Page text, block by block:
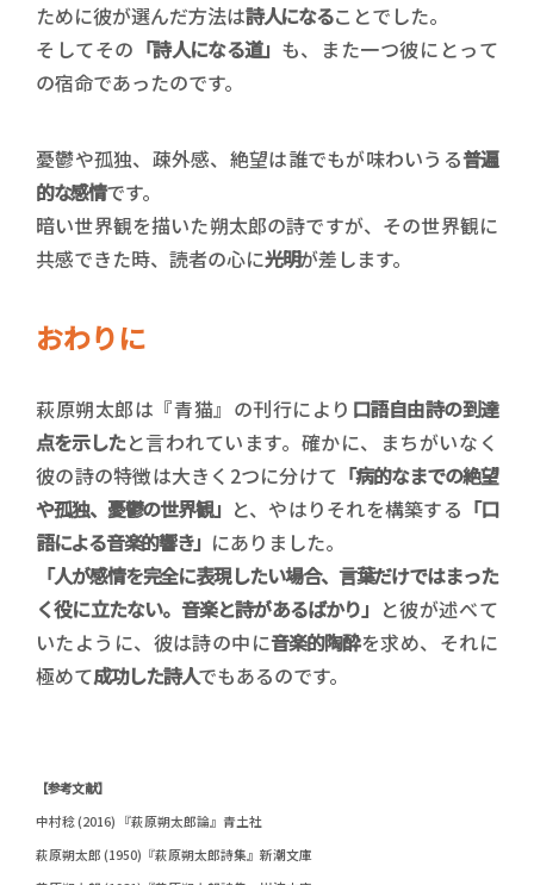
ために彼が選んだ方法は詩人になることでした。
そしてその 「詩人になる道」 も、また一つ彼にとって
の宿命であったのです。
憂鬱や孤独、疎外感、絶望は誰でもが味わいうる普遍
的な感情です。
暗い世界観を描いた朔太郎の詩ですが、その世界観に
共感できた時、読者の心に光明が差します。
おわりに
萩原朔太郎は『青猫』の刊行により 口語自由詩の到達
点を示したと言われています。確かに、まちがいなく
彼の詩の特徴は大きく2つに分けて 「病的なまでの絶望
や孤独、憂鬱の世界観」 と、やはりそれを構築する 「口
語による音楽的響き」 にありました。
「人が感情を完全に表現したい場合、言葉だけではまった
く役に立たない。音楽と詩があるばかり」 と彼が述べて
いたように、彼は詩の中に音楽的陶酔を求め、それに
極めて成功した詩人でもあるのです。
【参考文献】
中村稔 (2016) 『萩原朔太郎論』青土社
萩原朔太郎 (1950)『萩原朔太郎詩集』新潮文庫